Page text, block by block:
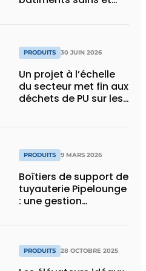
PRODUITS 30 JUIN 2026
Un projet à l’échelle
du secteur met fin aux
déchets de PU sur les
PRODUITS 9 MARS 2026
Boîtiers de support de
tuyauterie Pipelounge
: une gestion
rapide et plus soignée
PRODUITS 28 OCTOBRE 2025